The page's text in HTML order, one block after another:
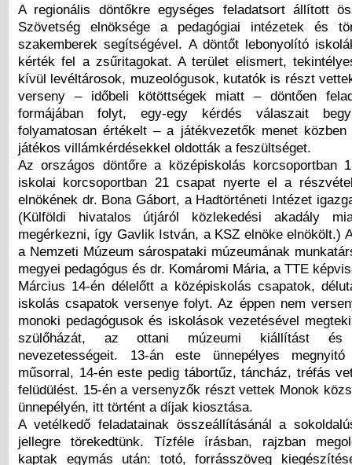
A regionális döntőkre egységes feladatsort állított
Szövetség elnöksége a pedagógiai intézetek és
szakemberek segítségével. A döntőt lebonyolító
kérték fel a zsűritagokat. A terület elismert,
kívül levéltárosok, muzeológusok, kutatók is részt
verseny – időbeli kötöttségek miatt – döntően
formájában folyt, egy-egy kérdés válaszait
folyamatosan értékelt – a játékvezetők menet
játékos villámkérdésekkel oldották a feszültséget.
Az országos döntőre a középiskolás korcsoportban
iskolai korcsoportban 21 csapat nyerte el a
elnökének dr. Bona Gábort, a Hadtörténeti Intézet
(Külföldi hivatalos útjáról közlekedési akadály
megérkezni, így Gavlik István, a KSZ elnöke elnökölt.)
a Nemzeti Múzeum sárospataki múzeumának
megyei pedagógus és dr. Komáromi Mária, a TTE
Március 14-én délelőtt a középiskolás csapatok,
iskolás csapatok versenye folyt. Az éppen nem
monoki pedagógusok és iskolások vezetésével
szülőházát, az ottani múzeumi kiállítást
nevezetességeit. 13-án este ünnepélyes
műsorral, 14-én este pedig tábortűz, táncház, tréfás
felüdülést. 15-én a versenyzők részt vettek Monok
ünnepélyén, itt történt a díjak kiosztása.
A vetélkedő feladatainak összeállításánál a
jellegre törekedtünk. Tízféle írásban, rajzban
kaptak egymás után: totó, forrásszöveg